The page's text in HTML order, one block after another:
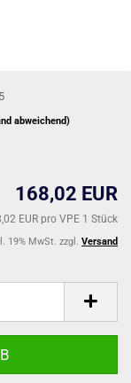
abweichend)
168,02 EUR
EUR pro VPE 1 Stück
19% MwSt. zzgl. Versand